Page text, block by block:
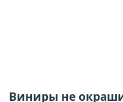
Виниры не